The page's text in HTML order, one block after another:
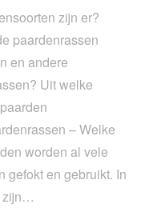
zijn er?
paardenrassen
en andere
Uit welke
– Welke
worden al vele
gefokt en gebruikt. In
zijn…